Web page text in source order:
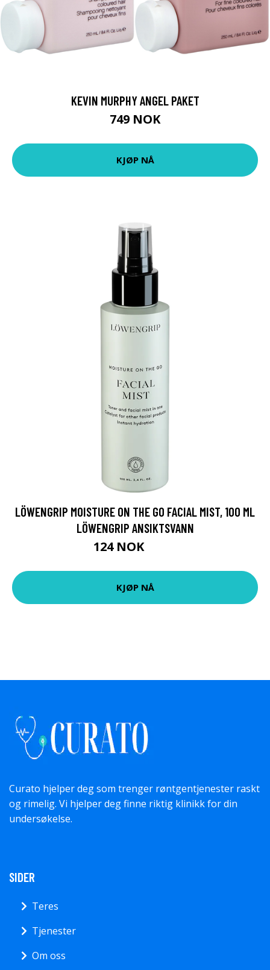
KEVIN MURPHY ANGEL PAKET
749 NOK
KJØP NÅ
LÖWENGRIP MOISTURE ON THE GO FACIAL MIST, 100 ML
LÖWENGRIP ANSIKTSVANN
124 NOK
KJØP NÅ
Curato hjelper deg som trenger røntgentjenester raskt
og rimelig. Vi hjelper deg finne riktig klinikk for din
undersøkelse.
SIDER
Teres
Tjenester
Om oss